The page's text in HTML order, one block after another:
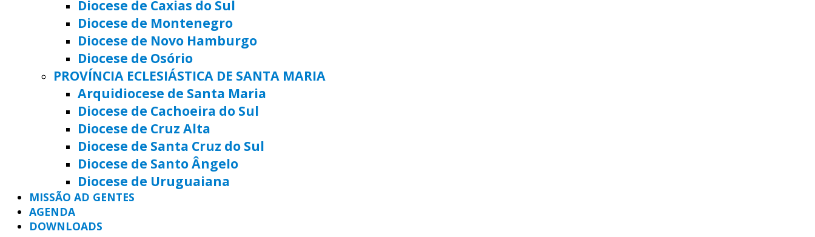
Diocese de Caxias do Sul
Diocese de Montenegro
Diocese de Novo Hamburgo
Diocese de Osório
PROVÍNCIA ECLESIÁSTICA DE SANTA MARIA
Arquidiocese de Santa Maria
Diocese de Cachoeira do Sul
Diocese de Cruz Alta
Diocese de Santa Cruz do Sul
Diocese de Santo Ângelo
Diocese de Uruguaiana
MISSÃO AD GENTES
AGENDA
DOWNLOADS